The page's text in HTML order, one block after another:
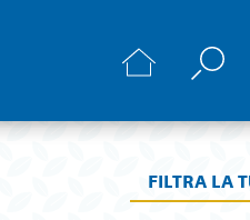
FILTRA LA